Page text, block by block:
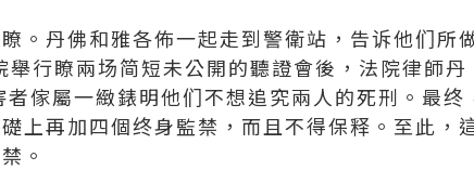
。丹佛和雅各佈一起走到警衛站，告诉他们所
舉行瞭兩场简短未公開的聽證會後，法院律師
者傢屬一緻錶明他们不想追究兩人的死刑。最
上再加四個终身監禁，而且不得保释。至此，
。